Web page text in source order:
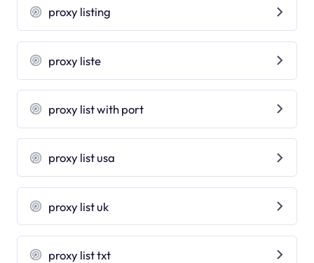
proxy listing
proxy liste
proxy list with port
proxy list usa
proxy list uk
proxy list txt